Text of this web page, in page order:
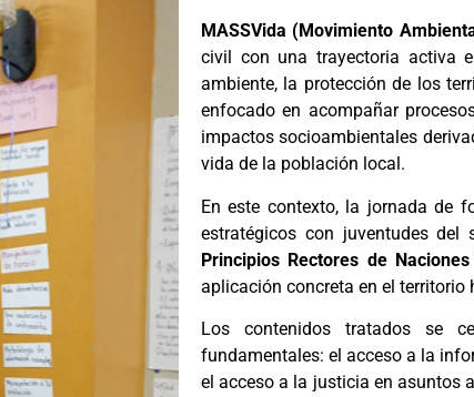
MASSVida (Movimiento
civil con una trayectoria activa
ambiente, la protección de los
enfocado en acompañar
impactos socioambientales
vida de la población local.
En este contexto, la jornada de
estratégicos con juventudes del
Principios Rectores de
aplicación concreta en el territorio
Los contenidos tratados se
fundamentales: el acceso a la
el acceso a la justicia en asuntos